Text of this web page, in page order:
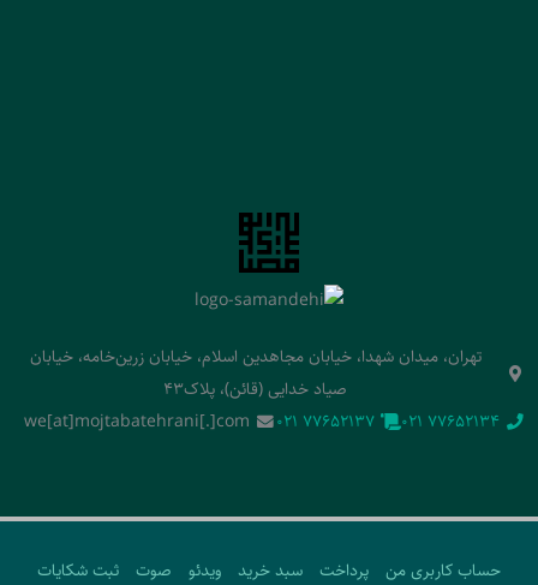
تهران، میدان شهدا، خیابان مجاهدین اسلام، خیابان زرین‌خامه، خیابان
صیاد خدایی (قائن)، پلاک43
‭021 77652134‬
‭021 77652137‬
we[at]mojtabatehrani[.]com
حساب کاربری من پرداخت سبد خرید ویدئو صوت
ثبت شکایات